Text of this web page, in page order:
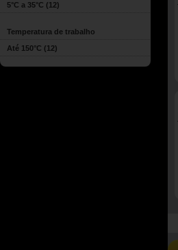
5°C a 35°C (12)
Temperatura de trabalho
Até 150°C (12)